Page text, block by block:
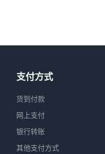
支付方式
货到付款
网上支付
银行转账
其他支付方式